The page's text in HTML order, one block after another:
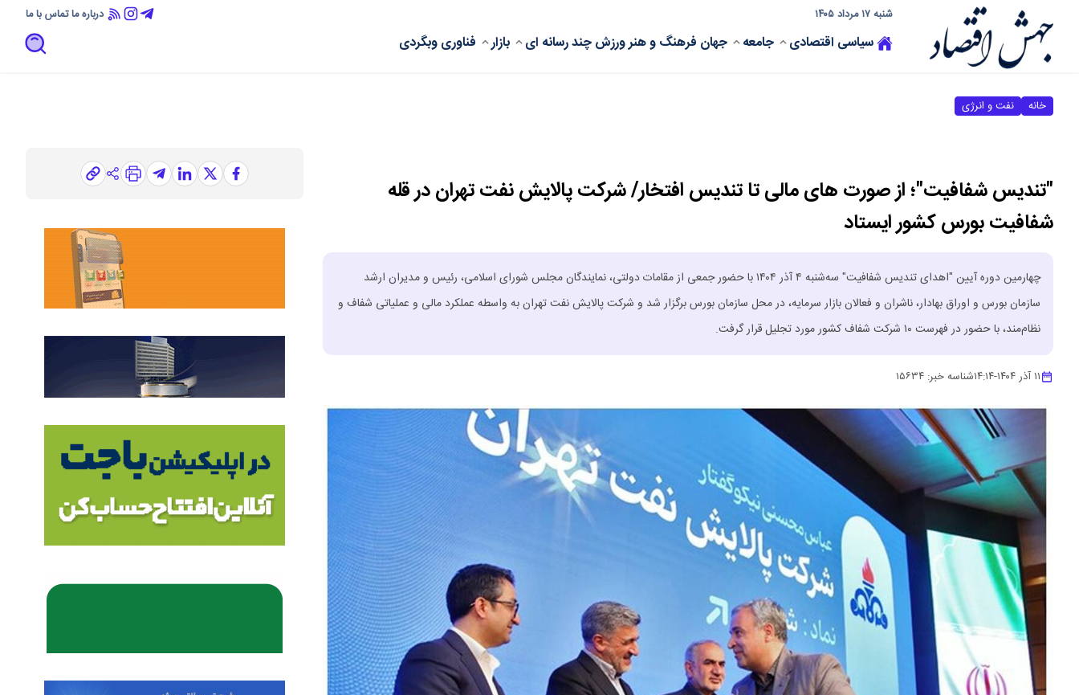
شنبه ۱۷ مرداد ۱۴۰۵ درباره ماتماس با ما
سیاسی اقتصادی جامعه جهان فرهنگ و هنرورزشچند رسانه ای بازار فناوریوبگردی
خانه نفت و انرژی
"تندیس شفافیت"؛ از صورت های مالی تا تندیس افتخار/ شرکت پالایش نفت تهران در قله
شفافیت بورس کشور ایستاد
چهارمین دوره آیین "اهدای تندیس شفافیت" سه‌شنبه ۴ آذر ۱۴۰۴ با حضور جمعی از مقامات دولتی، نمایندگان مجلس شورای اسلامی، رئیس و مدیران ارشد
سازمان بورس و اوراق بهادار، ناشران و فعالان بازار سرمایه، در محل سازمان بورس برگزار شد و شرکت پالایش نفت تهران به واسطه عملکرد مالی و عملیاتی شفاف و
نظام‌مند، با حضور در فهرست ۱۰ شرکت شفاف کشور مورد تجلیل قرار گرفت.
۱۱ آذر ۱۴۰۴ -۱۴:۱۴شناسه خبر: ۱۵۶۳۴